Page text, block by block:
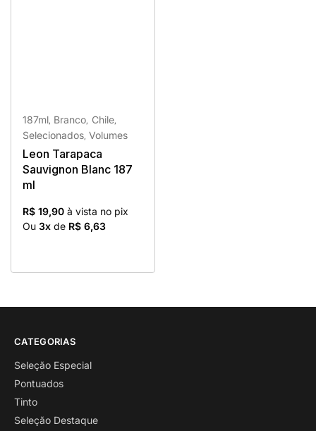
187ml, Branco, Chile,
Selecionados, Volumes
Leon Tarapaca
Sauvignon Blanc 187
ml
R$ 19,90 à vista no pix
Ou 3x de R$ 6,63
CATEGORIAS
Seleção Especial
Pontuados
Tinto
Seleção Destaque